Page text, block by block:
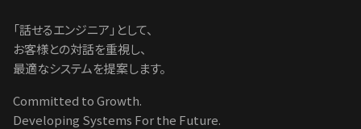
「話せるエンジニア」として、
お客様との対話を重視し、
最適なシステムを提案します。
Committed to Growth.
Developing Systems For the Future.